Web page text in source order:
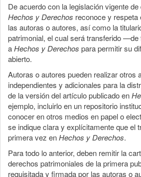
De acuerdo con la legislación vigente
Hechos y Derechos reconoce y respeta
las autoras o autores, así como la
patrimonial, el cual será transferido
aHechos y Derechos para permitir su
abierto.
Autoras o autores pueden realizar otros
independientes y adicionales para la
de la versión del artículo publicado en
ejemplo, incluirlo en un repositorio
conocer en otros medios en papel o
se indique clara y explícitamente que el
primera vez enHechos y Derechos.
Para todo lo anterior, deben remitir la
derechos patrimoniales de la primera
requisitada y firmada por las autoras o